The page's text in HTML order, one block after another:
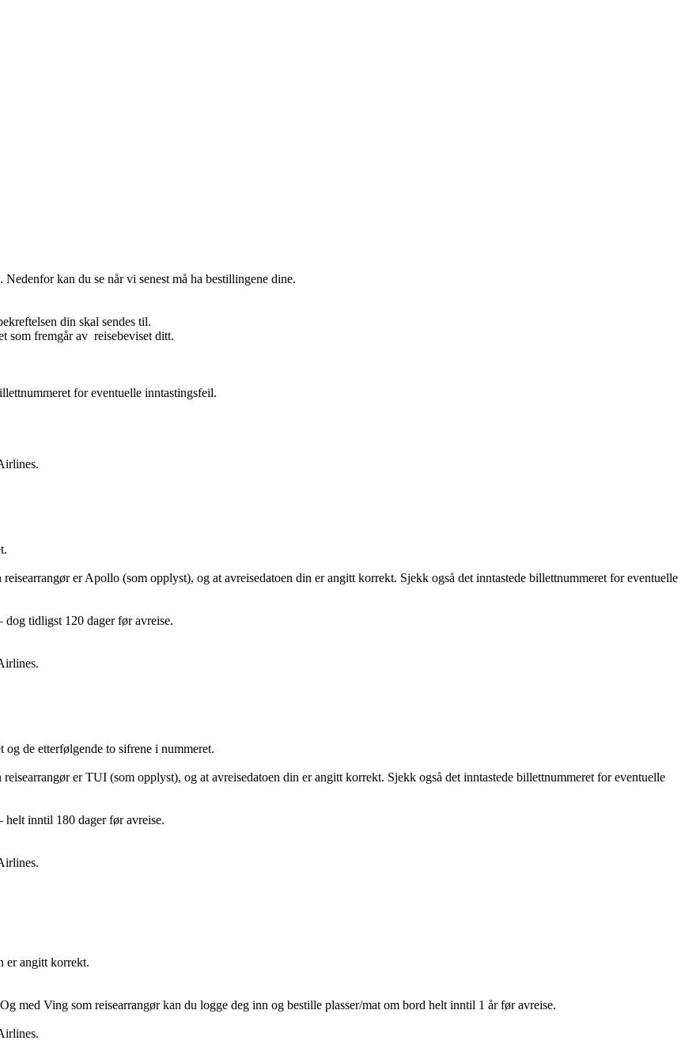
kan du se når vi senest må ha bestillingene dine.
din skal sendes til.
som fremgår av reisebeviset ditt.
for eventuelle inntastingsfeil.
er Apollo (som opplyst), og at avreisedatoen din er angitt korrekt. Sjekk også det inntastede billettnummeret for eventuelle
dog tidligst 120 dager før avreise.
de etterfølgende to sifrene i nummeret.
er TUI (som opplyst), og at avreisedatoen din er angitt korrekt. Sjekk også det inntastede billettnummeret for eventuelle
helt inntil 180 dager før avreise.
er angitt korrekt.
med Ving som reisearrangør kan du logge deg inn og bestille plasser/mat om bord helt inntil 1 år før avreise.